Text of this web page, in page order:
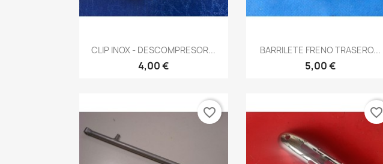
Vista rápida
CLIP INOX - DESCOMPRESOR...
4,00 €
Vista rápida
BARRILETE FRENO TRASERO...
5,00 €
favorite_border favorite_border